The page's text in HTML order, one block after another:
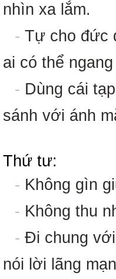
nhìn xa lắm.
- Tự cho đức
ai có thể
- Dùng cái
sánh với ánh
Thứ tư:
- Không gìn
- Không thu
- Đi chung
nói lời lãng